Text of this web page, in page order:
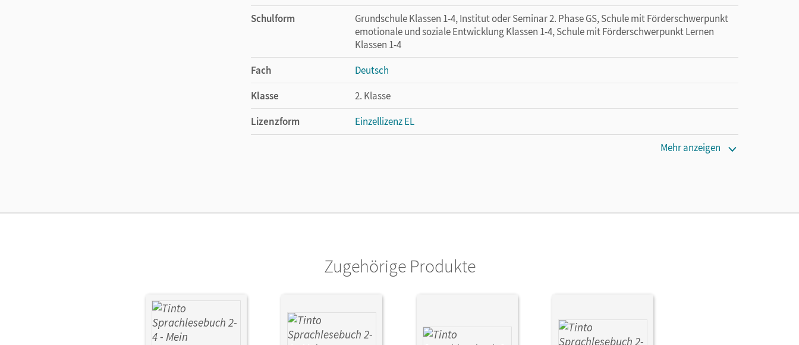
Schulform
Grundschule Klassen 1-4, Institut oder Seminar 2. Phase GS, Schule mit Förderschwerpunkt
emotionale und soziale Entwicklung Klassen 1-4, Schule mit Förderschwerpunkt Lernen
Klassen 1-4
Fach
Deutsch
Klasse
2. Klasse
Lizenzform
Einzellizenz EL
Mehr anzeigen
Zugehörige Produkte